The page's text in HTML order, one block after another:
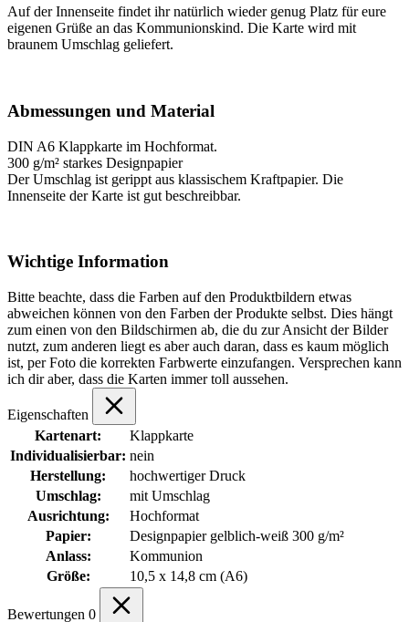
Auf der Innenseite findet ihr natürlich wieder genug Platz für eure
eigenen Grüße an das Kommunionskind. Die Karte wird mit
braunem Umschlag geliefert.
Abmessungen und Material
DIN A6 Klappkarte im Hochformat.
300 g/m² starkes Designpapier
Der Umschlag ist gerippt aus klassischem Kraftpapier. Die
Innenseite der Karte ist gut beschreibbar.
Wichtige Information
Bitte beachte, dass die Farben auf den Produktbildern etwas
abweichen können von den Farben der Produkte selbst. Dies hängt
zum einen von den Bildschirmen ab, die du zur Ansicht der Bilder
nutzt, zum anderen liegt es aber auch daran, dass es kaum möglich
ist, per Foto die korrekten Farbwerte einzufangen. Versprechen kann
ich dir aber, dass die Karten immer toll aussehen.
Eigenschaften
Kartenart:
Klappkarte
Individualisierbar: nein
Herstellung:
hochwertiger Druck
Umschlag:
mit Umschlag
Ausrichtung:
Hochformat
Papier:
Designpapier gelblich-weiß 300 g/m²
Anlass:
Kommunion
Größe:
10,5 x 14,8 cm (A6)
Bewertungen 0